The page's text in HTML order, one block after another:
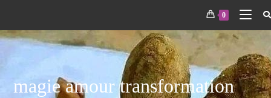
0
magie amour transformation